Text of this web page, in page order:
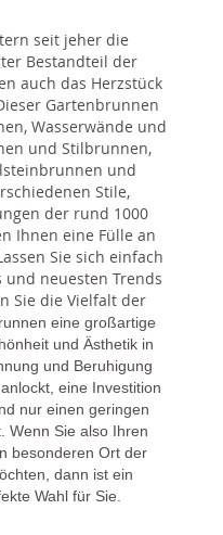
seit jeher die
Bestandteil der
auch das Herzstück
Gartenbrunnen
Wasserwände und
und Stilbrunnen,
und
Stile,
der rund 1000
Ihnen eine Fülle an
Sie sich einfach
neuesten Trends
Sie die Vielfalt der
eine großartige
und Ästhetik in
und Beruhigung
eine Investition
nur einen geringen
Wenn Sie also Ihren
besonderen Ort der
dann ist ein
Wahl für Sie.